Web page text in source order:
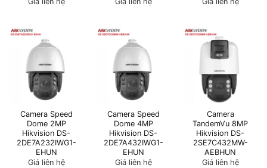
Camera Speed
Dome 2MP
Hikvision DS-
2DE7A232IWG1-
EHUN
Giá liên hệ
Camera Speed
Dome 4MP
Hikvision DS-
2DE7A432IWG1-
EHUN
Giá liên hệ
Camera
TandemVu 8MP
Hikvision DS-
2SE7C432MW-
AEBHUN
Giá liên hệ